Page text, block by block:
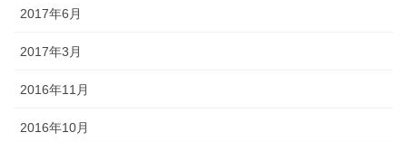
2017年6月
2017年3月
2016年11月
2016年10月